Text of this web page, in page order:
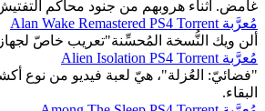
غامض. أثناء هروبهم من جنود محاكم
مُعرَّبة Alan Wake Remastered PS4 Torrent
ألن ويك النُّسخة المُحسِّنة"تعريب خاصّ لجهاز PS4...
مُعرَّبة Alien Isolation PS4 Torrent
"فضائيّ: العُزلة"، هيّ لعبة فيديو من نوع
البقاء.